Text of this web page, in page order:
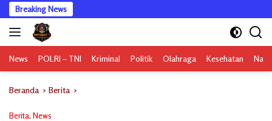
Langsung
ke
konten
Breaking News
News POLRI – TNI Kriminal Politik Olahraga Kesehatan
Beranda Berita
Berita, News